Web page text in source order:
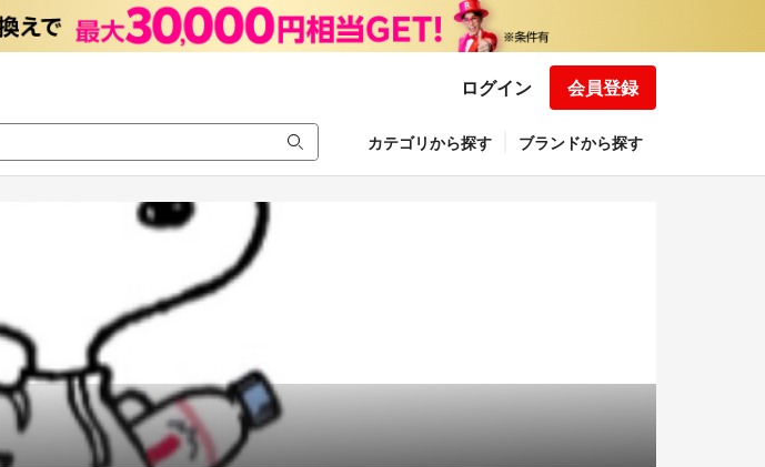
ログイン 会員登録
カテゴリから探す ブランドから探す